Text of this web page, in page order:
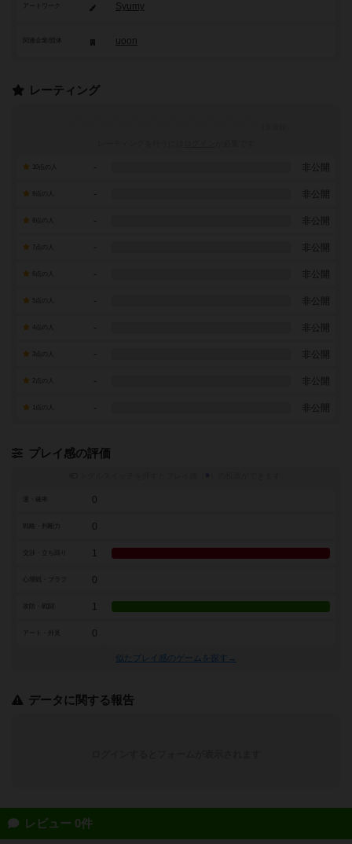
アートワーク Syumy
uoon
レーティング
- 非公開
- 非公開
- 非公開
7点の人 - 非公開
- 非公開
- 非公開
- 非公開
- 非公開
- 非公開
- 非公開
プレイ感の評価
※
0
戦略・判断力 0
1
0
1
アート・外見 0
似たプレイ感のゲームを探す→
データに関する報告
レビュー 0件